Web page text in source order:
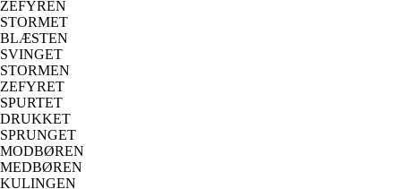
ZEFYREN
STORMET
BLÆSTEN
SVINGET
STORMEN
ZEFYRET
SPURTET
DRUKKET
SPRUNGET
MODBØREN
MEDBØREN
KULINGEN